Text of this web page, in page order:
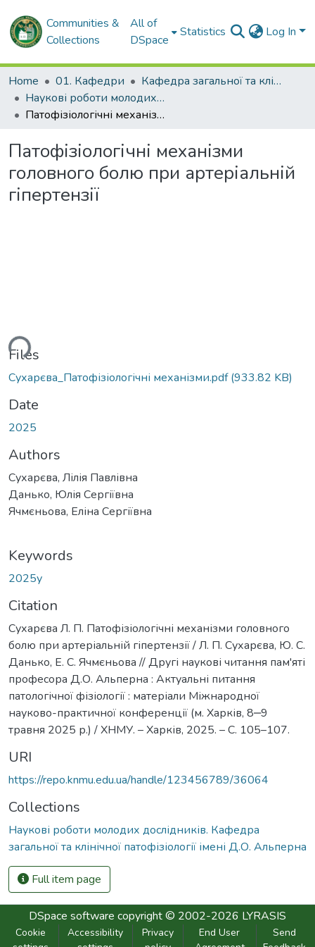
Communities &
Collections
All of
DSpace
Statistics Log In
Home 01. Кафедри
Кафедра загальної та клінічної патологічної фізіології імені Д.О. Альперна
Наукові роботи молодих дослідників. Кафедра загальної та клінічної патофізіології імені Д.О. Альперна
Патофізіологічні механізми головного болю при артеріальній гіпертензії
Патофізіологічні механізми
головного болю при артеріальній
гіпертензії
Files
Сухарєва_Патофізіологічні механізми.pdf(933.82 KB)
Date
2025
Authors
Сухарєва, Лілія Павлівна
Данько, Юлія Сергіївна
Ячмєньова, Еліна Сергіївна
Keywords
2025у
Citation
Сухарєва Л. П. Патофізіологічні механізми головного
болю при артеріальній гіпертензії / Л. П. Сухарєва, Ю. С.
Данько, Е. С. Ячмєньова // Другі наукові читання пам'яті
професора Д.О. Альперна : Актуальні питання
патологічної фізіології : матеріали Міжнародної
науково-практичної конференції (м. Харків, 8‒9
травня 2025 р.) / ХНМУ. – Харків, 2025. – С. 105–107.
URI
https://repo.knmu.edu.ua/handle/123456789/36064
Collections
Наукові роботи молодих дослідників. Кафедра
загальної та клінічної патофізіології імені Д.О. Альперна
Full item page
DSpace software copyright © 2002-2026 LYRASIS
Cookie
Accessibility
Privacy
End User
Send